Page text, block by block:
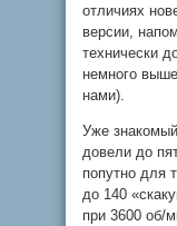
отличиях
версии,
технически
немного
нами).
Уже
довели до
попутно для
до 140
при 3600 об/